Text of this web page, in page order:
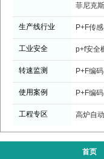
菲尼克
生产线行业 P+F传
工业安全 p+f安全
转速监测 P+F编
使用案例 P+F编
工程专区 高炉自
首页